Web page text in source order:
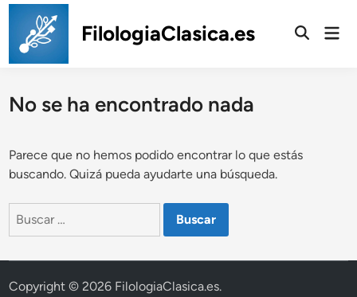
Saltar
contenido
FilologiaClasica.es
No se ha encontrado nada
Parece que no hemos podido encontrar lo que estás
buscando. Quizá pueda ayudarte una búsqueda.
Buscar:
Copyright © 2026 FilologiaClasica.es.